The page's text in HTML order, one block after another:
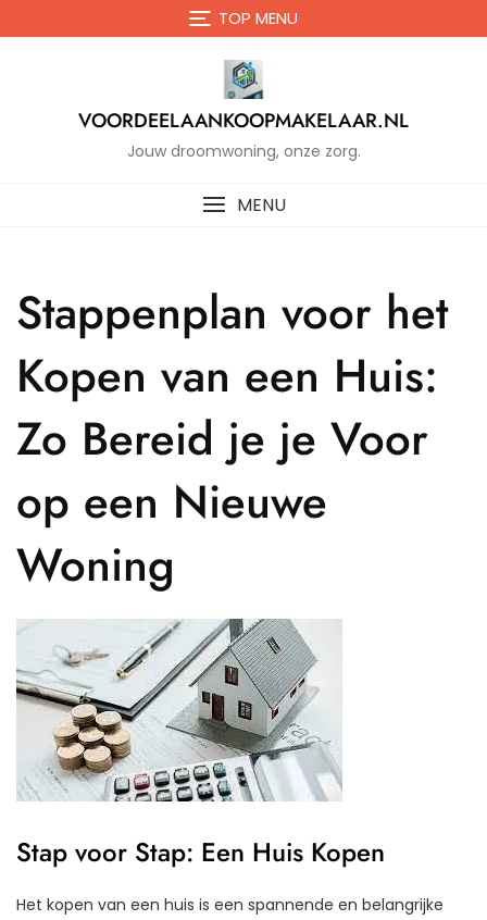
de
TOP MENU
VOORDEELAANKOOPMAKELAAR.NL
Jouw droomwoning, onze zorg.
MENU
Stappenplan voor het
Kopen van een Huis:
Zo Bereid je je Voor
op een Nieuwe
Woning
Stap voor Stap: Een Huis Kopen
Het kopen van een huis is een spannende en belangrijke